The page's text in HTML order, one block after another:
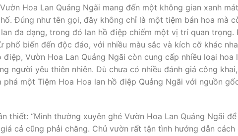
Hoa Lan Quảng Ngãi mang đến một không gian xanh
Đúng như tên gọi, đây không chỉ là một tiệm bán hoa mà
đa dạng, trong đó lan hồ điệp chiếm một vị trí quan trọng.
phổ biến đến độc đáo, với nhiều màu sắc và kích cỡ khác
Vườn Hoa Lan Quảng Ngãi còn cung cấp nhiều loại hoa
người yêu thiên nhiên. Dù chưa có nhiều đánh giá công
phá một Tiệm Hoa Hoa lan hồ điệp Quảng Ngãi với nguồn
thiết: “Mình thường xuyên ghé Vườn Hoa Lan Quảng Ngãi
cả cũng phải chăng. Chủ vườn rất tận tình hướng dẫn cách